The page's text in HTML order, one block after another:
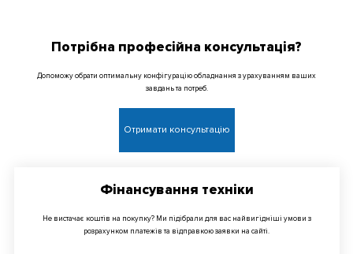
Потрібна професійна консультація?
Допоможу обрати оптимальну конфігурацію обладнання з урахуванням ваших
завдань та потреб.
Отримати консультацію
Фінансування техніки
Не вистачає коштів на покупку? Ми підібрали для вас найвигідніші умови з
розрахунком платежів та відправкою заявки на сайті.